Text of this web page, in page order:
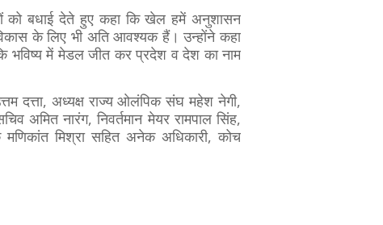
बधाई देते हुए कहा कि खेल हमें अनुशासन
के लिए भी अति आवश्यक हैं। उन्होंने कहा
भविष्य में मेडल जीत कर प्रदेश व देश का नाम
दत्ता, अध्यक्ष राज्य ओलंपिक संघ महेश नेगी,
अमित नारंग, निवर्तमान मेयर रामपाल सिंह,
मणिकांत मिश्रा सहित अनेक अधिकारी, कोच